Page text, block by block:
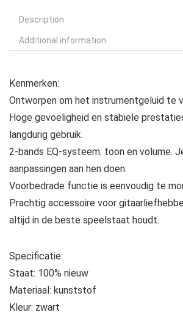
Description
Additional information
Kenmerken:
Ontworpen om het instrumentgeluid te
Hoge gevoeligheid en stabiele
langdurig gebruik.
2-bands EQ-systeem: toon en volume.
aanpassingen aan hen doen.
Voorbedrade functie is eenvoudig te
Prachtig accessoire voor
altijd in de beste speelstaat houdt.
Specificatie:
Staat: 100% nieuw
Materiaal: kunststof
Kleur: zwart